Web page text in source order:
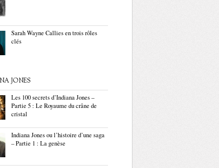
Sarah Wayne Callies en trois rôles
clés
JONES
Les 100 secrets d’Indiana Jones –
Partie 5 : Le Royaume du crâne de
cristal
Indiana Jones ou l’histoire d’une saga
– Partie 1 : La genèse